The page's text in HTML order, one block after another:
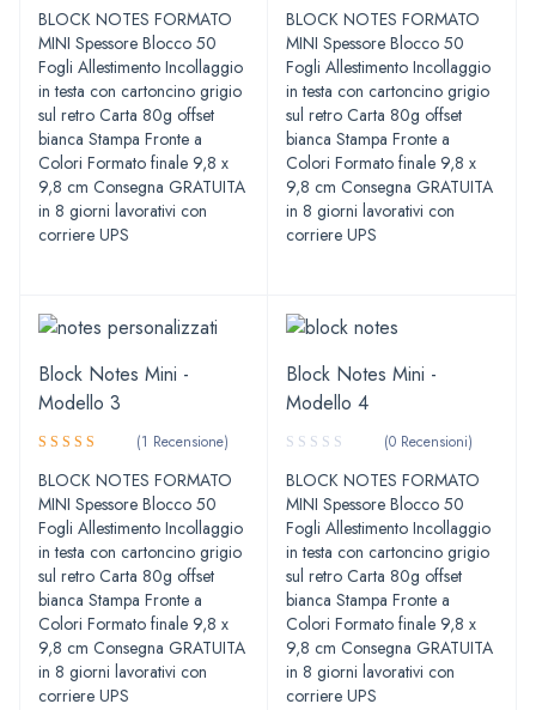
Valutato
5.00su 5
BLOCK NOTES FORMATO
MINI Spessore Blocco 50
Fogli Allestimento Incollaggio
in testa con cartoncino grigio
sul retro Carta 80g offset
bianca Stampa Fronte a
Colori Formato finale 9,8 x
9,8 cm Consegna GRATUITA
in 8 giorni lavorativi con
corriere UPS
Valutato
5.00su 5
BLOCK NOTES FORMATO
MINI Spessore Blocco 50
Fogli Allestimento Incollaggio
in testa con cartoncino grigio
sul retro Carta 80g offset
bianca Stampa Fronte a
Colori Formato finale 9,8 x
9,8 cm Consegna GRATUITA
in 8 giorni lavorativi con
corriere UPS
Block Notes Mini -
Modello 3
Valutato
4.00su
5
(1 Recensione)
BLOCK NOTES FORMATO
MINI Spessore Blocco 50
Fogli Allestimento Incollaggio
in testa con cartoncino grigio
sul retro Carta 80g offset
bianca Stampa Fronte a
Colori Formato finale 9,8 x
9,8 cm Consegna GRATUITA
in 8 giorni lavorativi con
corriere UPS
Block Notes Mini -
Modello 4
(0 Recensioni)
BLOCK NOTES FORMATO
MINI Spessore Blocco 50
Fogli Allestimento Incollaggio
in testa con cartoncino grigio
sul retro Carta 80g offset
bianca Stampa Fronte a
Colori Formato finale 9,8 x
9,8 cm Consegna GRATUITA
in 8 giorni lavorativi con
corriere UPS